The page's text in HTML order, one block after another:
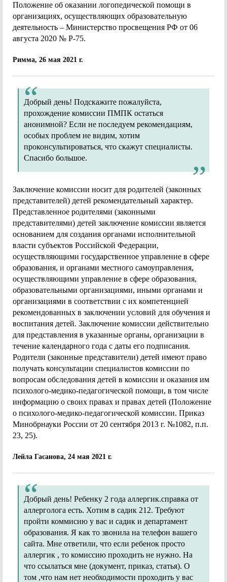
Положение об оказании логопедической помощи в
организациях, осуществляющих образовательную
деятельность – Министерство просвещения РФ от 06
августа 2020 № Р-75.
Римма, 26 мая 2021 г.
Добрый день! Подскажите пожалуйста,
прохождение комиссии ПМПК остаться
анонимной? Если не последуем рекомендациям,
особых проблем не видим, хотим
проконсультироваться, что скажут специалисты.
Спасибо большое.
Заключение комиссии носит для родителей (законных
представителей) детей рекомендательный характер.
Представленное родителями (законными
представителями) детей заключение комиссии является
основанием для создания органами исполнительной
власти субъектов Российской Федерации,
осуществляющими государственное управление в сфере
образования, и органами местного самоуправления,
осуществляющими управление в сфере образования,
образовательными организациями, иными органами и
организациями в соответствии с их компетенцией
рекомендованных в заключении условий для обучения и
воспитания детей. Заключение комиссии действительно
для представления в указанные органы, организации в
течение календарного года с даты его подписания.
Родители (законные представители) детей имеют право
получать консультации специалистов комиссии по
вопросам обследования детей в комиссии и оказания им
психолого-медико-педагогической помощи, в том числе
информацию о своих правах и правах детей (Положение
о психолого-медико-педагогической комиссии. Приказ
Минобрнауки России от 20 сентября 2013 г. №1082, п.п.
23, 25).
Лейла Гасанова, 24 мая 2021 г.
Добрый день! Ребенку 2 года аллергик.справка от
аллерголога есть. Хотим в садик 212. Требуют
пройти коммисию у вас и садик и департамент
образования. Я как то звонила на телефон вашего
сайта. Мне ответили, что если ребенок просто
аллергик , то комиссию проходить не нужно. На
что ссылаться мне (документ, приказ, статья). О
том ,что нам нет необходимости проходить у вас